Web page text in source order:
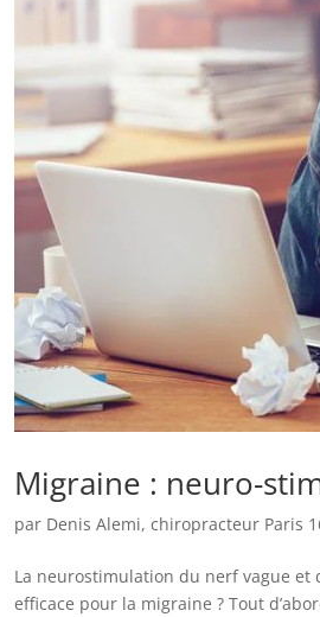
Migraine : neuro-
par Denis Alemi, chiropracteur Paris
La neurostimulation du nerf vague
efficace pour la migraine ? Tout